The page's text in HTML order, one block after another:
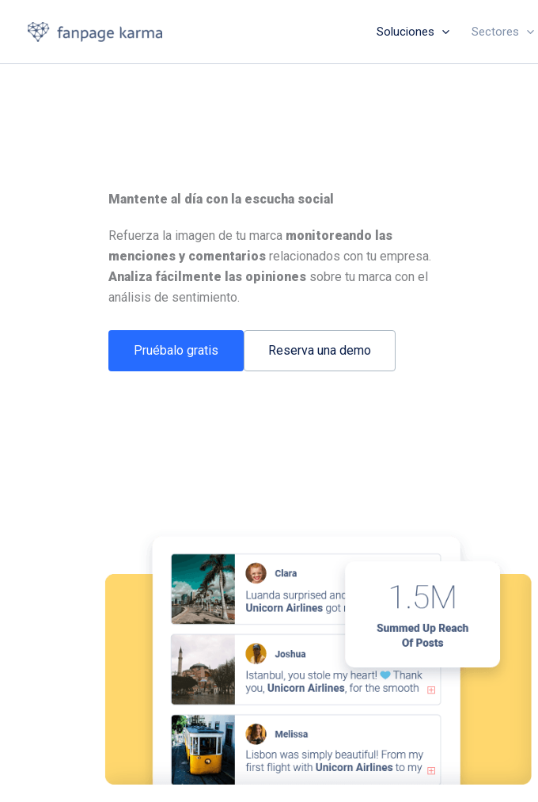
Soluciones Sectores
Mantente al día con la escucha social
Refuerza la imagen de tu marca monitoreando las
menciones y comentarios relacionados con tu empresa.
Analiza fácilmente las opiniones sobre tu marca con el
análisis de sentimiento.
Pruébalo gratis Reserva una demo